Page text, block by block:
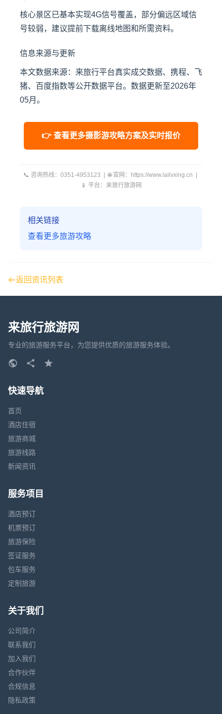
核心景区已基本实现4G信号覆盖，部分偏远区域信
号较弱，建议提前下载离线地图和所需资料。
信息来源与更新
本文数据来源：来旅行平台真实成交数据、携程、飞
猪、百度指数等公开数据平台。数据更新至2026年
05月。
👉 查看更多摄影游攻略方案及实时报价
📞 咨询热线：0351-4953123 | 🌐 官网：https://www.lailvxing.cn |
📱 平台：来旅行旅游网
相关链接
查看更多旅游攻略
返回资讯列表
来旅行旅游网
专业的旅游服务平台，为您提供优质的旅游服务体验。
快速导航
首页
酒店住宿
旅游商城
旅游线路
新闻资讯
服务项目
酒店预订
机票预订
旅游保险
签证服务
包车服务
定制旅游
关于我们
公司简介
联系我们
加入我们
合作伙伴
合规信息
隐私政策